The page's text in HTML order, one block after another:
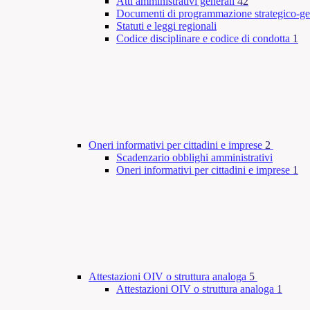
Documenti di programmazione strategico-
Statuti e leggi regionali
Codice disciplinare e codice di condotta 1
Oneri informativi per cittadini e imprese 2
Scadenzario obblighi amministrativi
Oneri informativi per cittadini e imprese 1
Attestazioni OIV o struttura analoga 5
Attestazioni OIV o struttura analoga 1